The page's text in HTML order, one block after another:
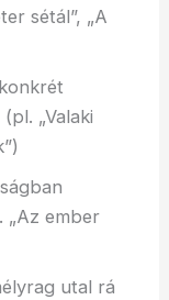
sétál”, „A
„Valaki
„Az ember
utal rá